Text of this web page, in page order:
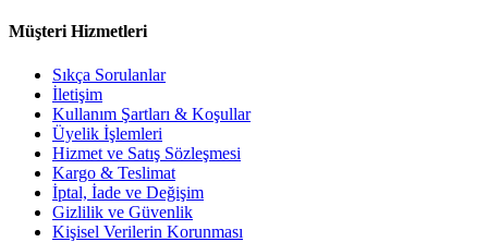
Müşteri Hizmetleri
Sıkça Sorulanlar
İletişim
Kullanım Şartları & Koşullar
Üyelik İşlemleri
Hizmet ve Satış Sözleşmesi
Kargo & Teslimat
İptal, İade ve Değişim
Gizlilik ve Güvenlik
Kişisel Verilerin Korunması